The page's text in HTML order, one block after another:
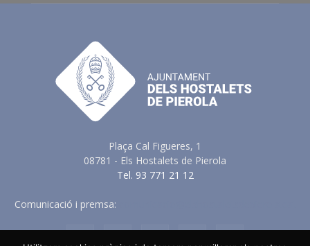
Plaça Cal Figueres, 1
08781 - Els Hostalets de Pierola
Tel. 93 771 21 12
Comunicació i premsa: